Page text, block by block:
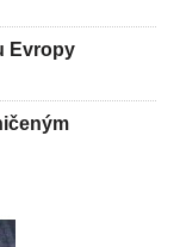
Evropy